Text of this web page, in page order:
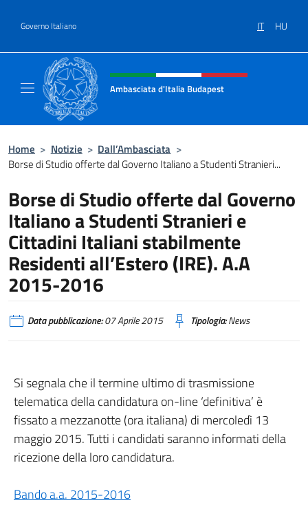
Governo Italiano IT HU
Intestazione sito, social e menù
Ambasciata d'Italia Budapest
Home > Notizie > Dall’Ambasciata >
Borse di Studio offerte dal Governo Italiano a Studenti Stranieri...
Borse di Studio offerte dal Governo
Italiano a Studenti Stranieri e
Cittadini Italiani stabilmente
Residenti all’Estero (IRE). A.A
2015-2016
Data pubblicazione:07 Aprile 2015 Tipologia:News
Si segnala che il termine ultimo di trasmissione
telematica della candidatura on-line ‘definitiva’ è
fissato a mezzanotte (ora italiana) di mercoledì 13
maggio 2015. Tutti i candidati saranno informati della
ricezione della loro candidatura.
Bando a.a. 2015-2016